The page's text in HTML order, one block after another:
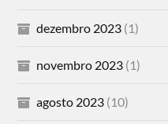
dezembro 2023 (1)
novembro 2023 (1)
agosto 2023 (10)